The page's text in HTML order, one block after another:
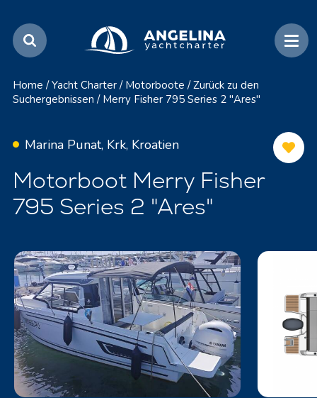
Home / Yacht Charter / Motorboote / Zurück zu den
Suchergebnissen / Merry Fisher 795 Series 2 "Ares"
Marina Punat, Krk, Kroatien
Motorboot Merry Fisher
795 Series 2 "Ares"